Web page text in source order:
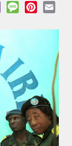
Viber MessagePinterest